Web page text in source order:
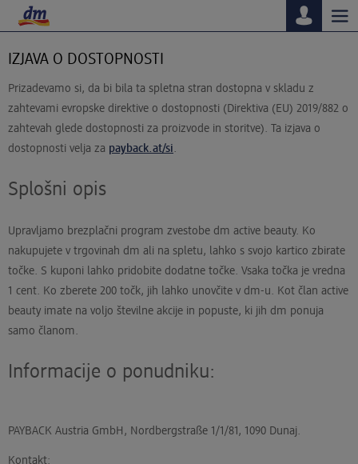
IZJAVA O DOSTOPNOSTI
Prizadevamo si, da bi bila ta spletna stran dostopna v skladu z
zahtevami evropske direktive o dostopnosti (Direktiva (EU) 2019/882 o
zahtevah glede dostopnosti za proizvode in storitve). Ta izjava o
dostopnosti velja za payback.at/si.
Splošni opis
Upravljamo brezplačni program zvestobe dm active beauty. Ko
nakupujete v trgovinah dm ali na spletu, lahko s svojo kartico zbirate
točke. S kuponi lahko pridobite dodatne točke. Vsaka točka je vredna
1 cent. Ko zberete 200 točk, jih lahko unovčite v dm-u. Kot član active
beauty imate na voljo številne akcije in popuste, ki jih dm ponuja
samo članom.
Informacije o ponudniku:
PAYBACK Austria GmbH, Nordbergstraße 1/1/81, 1090 Dunaj.
Kontakt: